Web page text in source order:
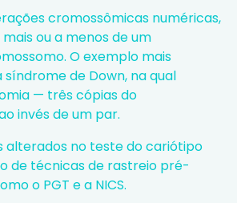
cromossômicas numéricas,
ou a menos de um
O exemplo mais
de Down, na qual
— três cópias do
invés de um par.
alterados no teste do cariótipo
de técnicas de rastreio pré-
o PGT e a NICS.